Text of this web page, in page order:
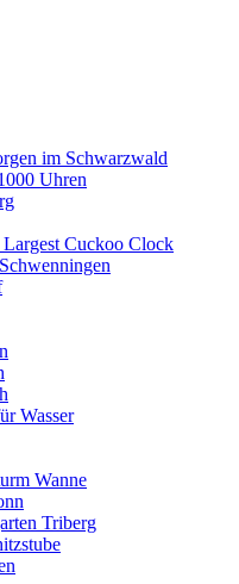
im Schwarzwald
Uhren
Cuckoo Clock
Wasser
Wanne
Triberg